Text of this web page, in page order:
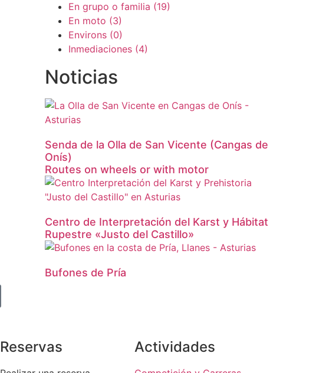
En grupo o familia (19)
En moto (3)
Environs (0)
Inmediaciones (4)
Noticias
Senda de la Olla de San Vicente (Cangas de
Onís)
Routes on wheels or with motor
Centro de Interpretación del Karst y Hábitat
Rupestre «Justo del Castillo»
Bufones de Pría
Reservas Actividades